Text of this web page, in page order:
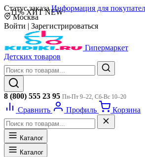
Статус заказа Информация для
Москва
Войти | Зарегистрироваться
Гипермаркет
Детских товаров
8 (800) 555 23 95 Пн-Пт 9–22, Сб-Вс 10–20
Сравнить Профиль Корзина
Каталог
Каталог
-11% ХИТ NEW